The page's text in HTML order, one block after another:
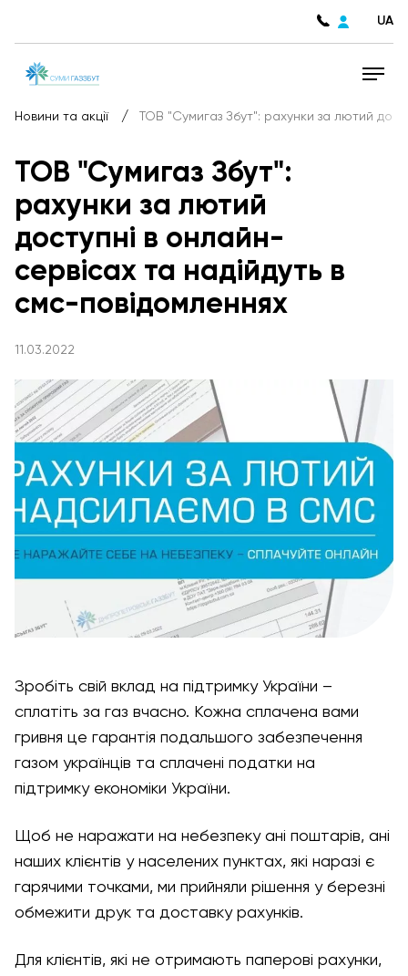
UA
Новини та акції / ТОВ "Сумигаз Збут": рахунки за лютий
ТОВ "Сумигаз Збут":
рахунки за лютий
доступні в онлайн-
сервісах та надійдуть в
смс-повідомленнях
11.03.2022
Зробіть свій вклад на підтримку України –
сплатіть за газ вчасно. Кожна сплачена вами
гривня це гарантія подальшого забезпечення
газом українців та сплачені податки на
підтримку економіки України.
Щоб не наражати на небезпеку ані поштарів, ані
наших клієнтів у населених пунктах, які наразі є
гарячими точками, ми прийняли рішення у березні
обмежити друк та доставку рахунків.
Для клієнтів, які не отримають паперові рахунки,